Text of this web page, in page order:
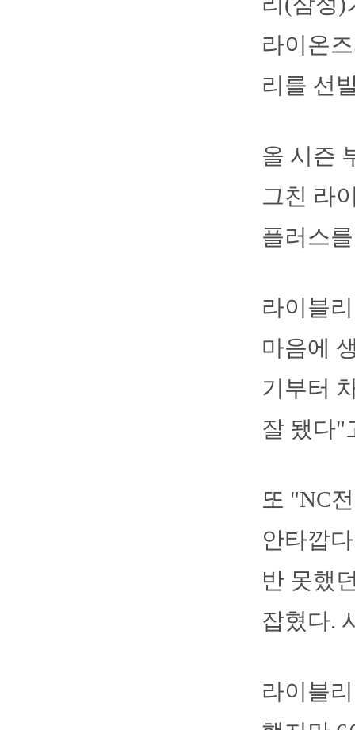
라이온
리를 선
올 시즌
그친 라
플러스
라이블
마음에
기부터
잘 됐다"
또 "NC
안타깝
반 못했
잡혔다.
라이블